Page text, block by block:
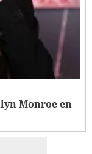
Monroe en